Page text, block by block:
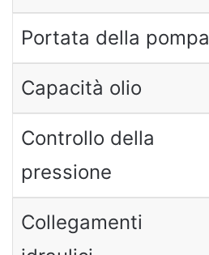
Portata della pompa
Capacità olio
Controllo della
pressione
Collegamenti